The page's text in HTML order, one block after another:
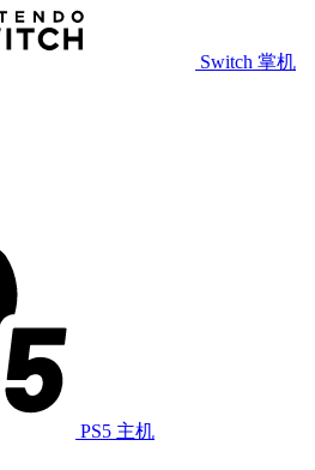
Switch 掌机
PS5 主机